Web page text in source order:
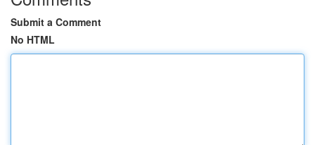
Submit a Comment
No HTML